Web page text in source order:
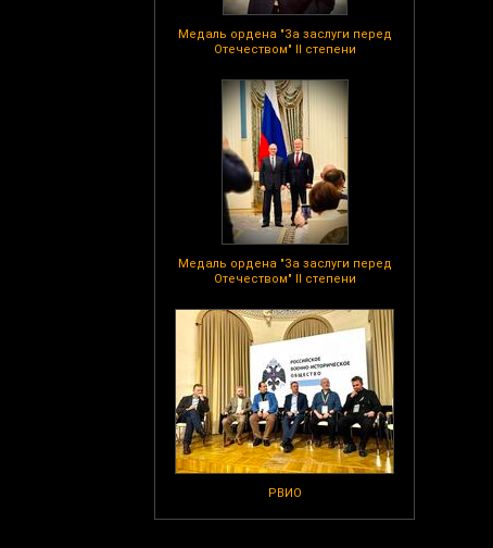
Медаль ордена "За заслуги перед
Отечеством" II степени
Медаль ордена "За заслуги перед
Отечеством" II степени
РВИО